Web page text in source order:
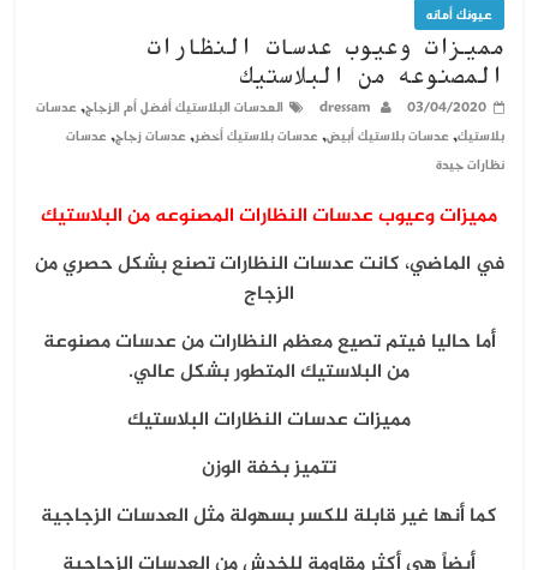
عيونك أمانه
مميزات وعيوب عدسات النظارات
المصنوعه من البلاستيك
03/04/2020
dressam العدسات البلاستيك أفضل أم الزجاج,عدسات
بلاستيك,عدسات بلاستيك أبيض,عدسات بلاستيك أخضر,عدسات زجاج,عدسات
نظارات جيدة
مميزات وعيوب عدسات النظارات المصنوعه من البلاستيك
في الماضي، كانت عدسات النظارات تصنع بشكل حصري من
الزجاج
أما حاليا فيتم تصيع معظم النظارات من عدسات مصنوعة
من البلاستيك المتطور بشكل عالي.
مميزات عدسات النظارات البلاستيك
تتميز بخفة الوزن
كما أنها غير قابلة للكسر بسهولة مثل العدسات الزجاجية